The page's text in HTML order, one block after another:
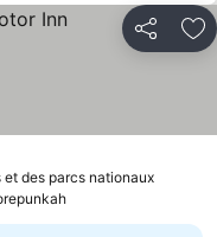
Partager
et des parcs nationaux
les prix